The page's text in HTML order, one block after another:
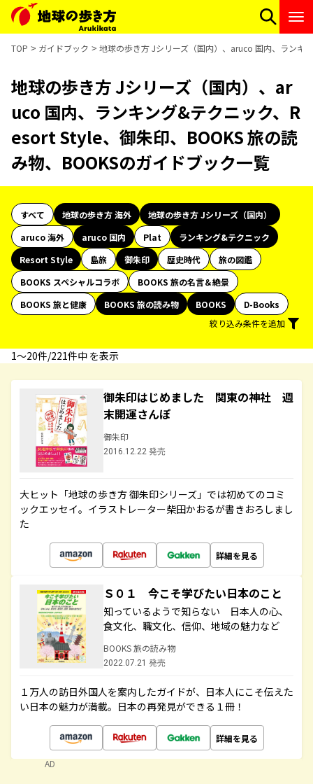
TOP ガイドブック 地球の歩き方 Jシリーズ（国内）、aruco 国内、ランキ
地球の歩き方 Jシリーズ（国内）、ar
uco 国内、ランキング&テクニック、R
esort Style、御朱印、BOOKS 旅の読
み物、BOOKSのガイドブック一覧
すべて 地球の歩き方 海外
地球の歩き方 Jシリーズ（国内）
aruco 海外
aruco 国内 Plat
ランキング&テクニック
Resort Style
島旅 御朱印 歴史時代
旅の図鑑
BOOKS スペシャルコラボ
BOOKS 旅の名言＆絶景
BOOKS 旅と健康
BOOKS 旅の読み物 BOOKS
D-Books
絞り込み条件を追加
1〜20件/221件中 を表示
御朱印はじめました 関東の神社 週
末開運さんぽ
御朱印
2016.12.22 発売
大ヒット「地球の歩き方 御朱印シリーズ」では初めてのコミ
ックエッセイ。イラストレーター柴田かおるが書きおろしまし
た
詳細を見る
Ｓ０１ 今こそ学びたい日本のこと
知っているようで知らない 日本人の心、
食文化、職文化、信仰、地域の魅力など
BOOKS 旅の読み物
2022.07.21 発売
１万人の訪日外国人を案内したガイドが、日本人にこそ伝えた
い日本の魅力が満載。日本の再発見ができる１冊！
詳細を見る
AD